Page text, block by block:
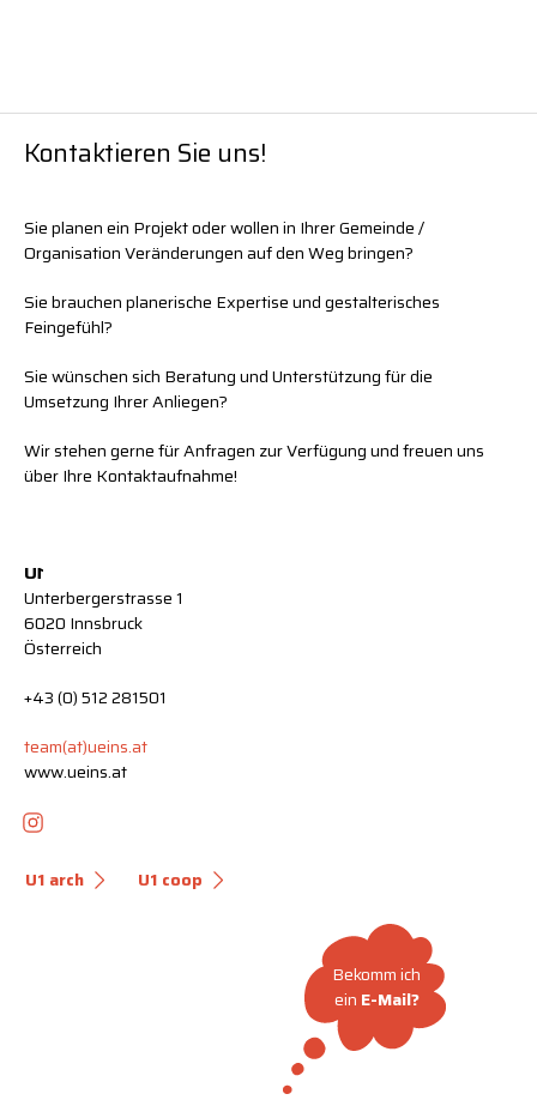
Kontaktieren Sie uns!
Sie planen ein Projekt oder wollen in Ihrer Gemeinde /
Organisation Veränderungen auf den Weg bringen?
Sie brauchen planerische Expertise und gestalterisches
Feingefühl?
Sie wünschen sich Beratung und Unterstützung für die
Umsetzung Ihrer Anliegen?
Wir stehen gerne für Anfragen zur Verfügung und freuen uns
über Ihre Kontaktaufnahme!
U1
Unterbergerstrasse 1
6020 Innsbruck
Österreich
+43 (0) 512 281501
team(at)ueins.at
www.ueins.at
U1 arch U1 coop
Bekomm ich
ein E-Mail?